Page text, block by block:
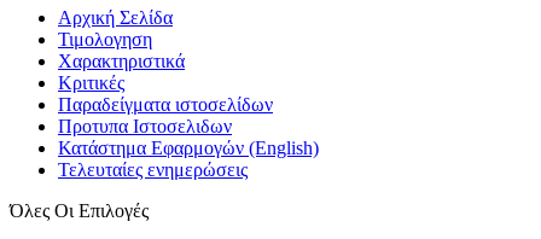
Αρχική Σελίδα
Τιμολογηση
Χαρακτηριστικά
Κριτικές
Παραδείγματα ιστοσελίδων
Προτυπα Ιστοσελιδων
Κατάστημα Εφαρμογών (English)
Τελευταίες ενημερώσεις
Όλες Οι Επιλογές